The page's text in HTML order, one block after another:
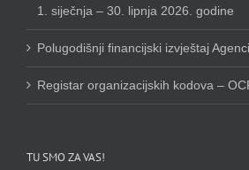
1. siječnja – 30. lipnja 2026. godine
Polugodišnji financijski izvještaj
Registar organizacijskih kodova –
TU SMO ZA VAS!